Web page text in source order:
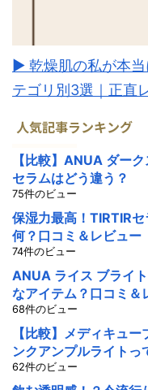
▶︎ 乾燥肌の私が本
テゴリ別3選｜正直
人気記事ランキング
【比較】ANUA ダー
セラムはどう違う？
75件のビュー
保湿力最高！TIRTIR
何？口コミ＆レビュー
74件のビュー
ANUA ライス ブライ
なアイテム？口コミ＆
68件のビュー
【比較】メディキュ
ンクアンプルライトっ
62件のビュー